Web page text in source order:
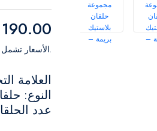
190.00
.الأسعار
العلامة
النوع:
عدد الحلقان: 36